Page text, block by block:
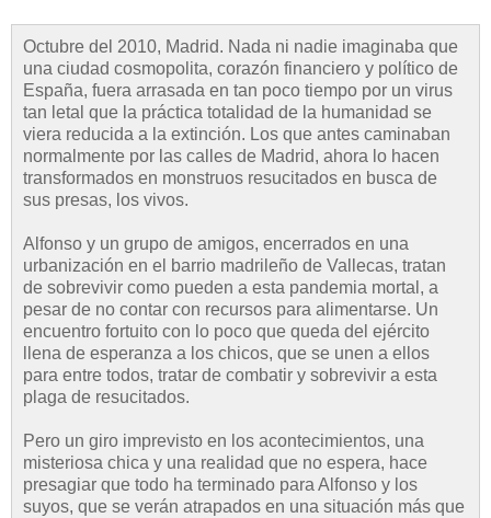
Octubre del 2010, Madrid. Nada ni nadie imaginaba que
una ciudad cosmopolita, corazón financiero y político de
España, fuera arrasada en tan poco tiempo por un virus
tan letal que la práctica totalidad de la humanidad se
viera reducida a la extinción. Los que antes caminaban
normalmente por las calles de Madrid, ahora lo hacen
transformados en monstruos resucitados en busca de
sus presas, los vivos.
Alfonso y un grupo de amigos, encerrados en una
urbanización en el barrio madrileño de Vallecas, tratan
de sobrevivir como pueden a esta pandemia mortal, a
pesar de no contar con recursos para alimentarse. Un
encuentro fortuito con lo poco que queda del ejército
llena de esperanza a los chicos, que se unen a ellos
para entre todos, tratar de combatir y sobrevivir a esta
plaga de resucitados.
Pero un giro imprevisto en los acontecimientos, una
misteriosa chica y una realidad que no espera, hace
presagiar que todo ha terminado para Alfonso y los
suyos, que se verán atrapados en una situación más que